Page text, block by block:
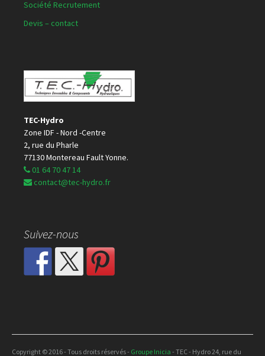
Société Recrutement
Devis – contact
TEC-Hydro
Zone IDF - Nord -Centre
2, rue du Pharle
77130 Montereau Fault Yonne.
01 64 70 47 14
contact@tec-hydro.fr
Suivez-nous
Copyright © 2016 - Tous droits réservés - Groupe Inicia - TEC - Hydro 24, rue du